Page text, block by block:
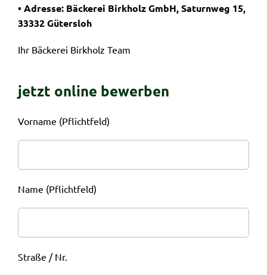
• Adresse: Bäckerei Birkholz GmbH, Saturnweg 15,
33332 Gütersloh
Ihr Bäckerei Birkholz Team
jetzt online bewerben
Vorname (Pflichtfeld)
Name (Pflichtfeld)
Straße / Nr.